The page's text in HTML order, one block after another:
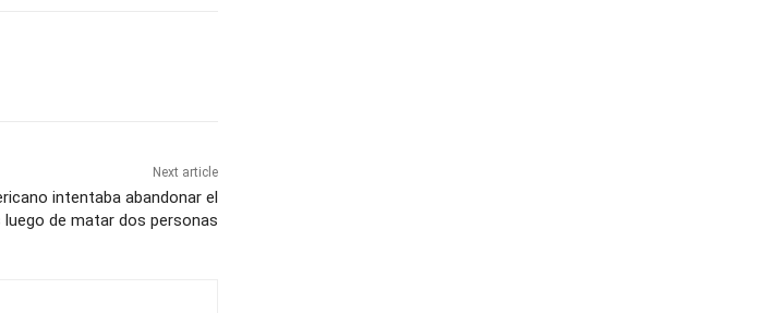
Next article
intentaba abandonar el
luego de matar dos personas